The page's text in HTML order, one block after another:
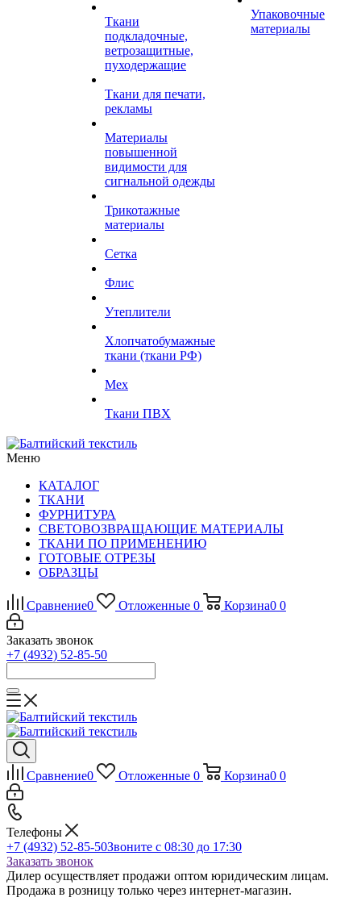
Ткани
подкладочные,
ветрозащитные,
пуходержащие
Ткани для печати,
рекламы
Материалы
повышенной
видимости для
сигнальной одежды
Трикотажные
материалы
Сетка
Флис
Утеплители
Хлопчатобумажные
ткани (ткани РФ)
Мех
Ткани ПВХ
Упаковочные
материалы
Меню
КАТАЛОГ
ТКАНИ
ФУРНИТУРА
СВЕТОВОЗВРАЩАЮЩИЕ МАТЕРИАЛЫ
ТКАНИ ПО ПРИМЕНЕНИЮ
ГОТОВЫЕ ОТРЕЗЫ
ОБРАЗЦЫ
Сравнение0 Отложенные 0 Корзина0 0
Заказать звонок
+7 (4932) 52-85-50
Сравнение0 Отложенные 0 Корзина0 0
Телефоны
+7 (4932) 52-85-50Звоните с 08:30 до 17:30
Заказать звонок
Дилер осуществляет продажи оптом юридическим лицам.
Продажа в розницу только через интернет-магазин.